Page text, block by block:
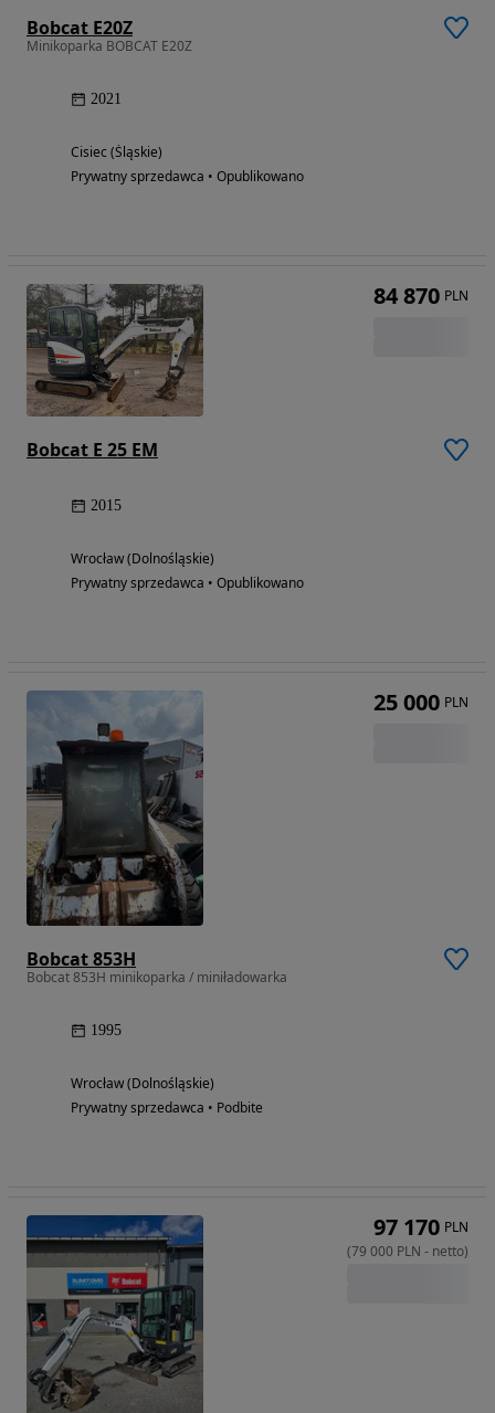
Bobcat E20Z
Minikoparka BOBCAT E20Z
2021
Cisiec (Śląskie)
Prywatny sprzedawca • Opublikowano
Bobcat E 25 EM
2015
Wrocław (Dolnośląskie)
Prywatny sprzedawca • Opublikowano
84 870 PLN
Bobcat 853H
Bobcat 853H minikoparka / miniładowarka
1995
Wrocław (Dolnośląskie)
Prywatny sprzedawca • Podbite
25 000 PLN
97 170 PLN
(79 000 PLN - netto)